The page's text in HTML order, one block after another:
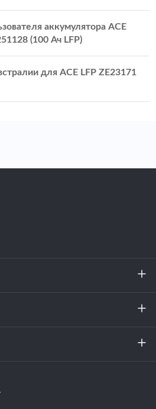
аккумулятора ACE
(100 Ач LFP)
для ACE LFP ZE23171
и серверная комната